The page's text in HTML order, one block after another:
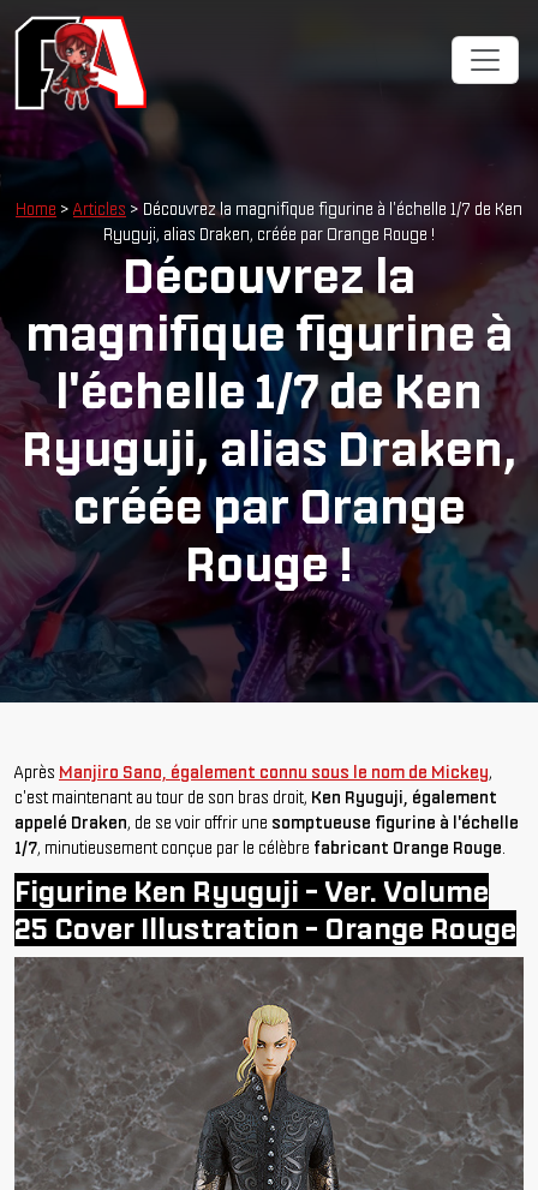
Home > Articles > Découvrez la magnifique figurine à l'échelle 1/7 de Ken
Ryuguji, alias Draken, créée par Orange Rouge !
Découvrez la
magnifique figurine à
l'échelle 1/7 de Ken
Ryuguji, alias Draken,
créée par Orange
Rouge !
Après Manjiro Sano, également connu sous le nom de Mickey,
c'est maintenant au tour de son bras droit, Ken Ryuguji, également
appelé Draken, de se voir offrir une somptueuse figurine à l'échelle
1/7, minutieusement conçue par le célèbre fabricant Orange Rouge.
Figurine Ken Ryuguji - Ver. Volume
25 Cover Illustration - Orange Rouge